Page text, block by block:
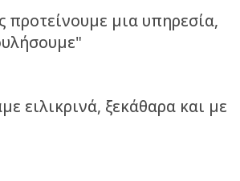
προτείνουμε μια υπηρεσία,
ειλικρινά, ξεκάθαρα και με